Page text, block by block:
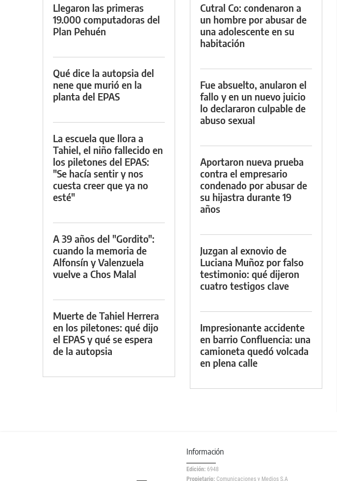
Llegaron las primeras
19.000 computadoras del
Plan Pehuén
Qué dice la autopsia del
nene que murió en la
planta del EPAS
La escuela que llora a
Tahiel, el niño fallecido en
los piletones del EPAS:
"Se hacía sentir y nos
cuesta creer que ya no
esté"
A 39 años del "Gordito":
cuando la memoria de
Alfonsín y Valenzuela
vuelve a Chos Malal
Muerte de Tahiel Herrera
en los piletones: qué dijo
el EPAS y qué se espera
de la autopsia
Cutral Co: condenaron a
un hombre por abusar de
una adolescente en su
habitación
Fue absuelto, anularon el
fallo y en un nuevo juicio
lo declararon culpable de
abuso sexual
Aportaron nueva prueba
contra el empresario
condenado por abusar de
su hijastra durante 19
años
Juzgan al exnovio de
Luciana Muñoz por falso
testimonio: qué dijeron
cuatro testigos clave
Impresionante accidente
en barrio Confluencia: una
camioneta quedó volcada
en plena calle
Información
Edición:6948
Propietario:Comunicaciones y Medios S.A